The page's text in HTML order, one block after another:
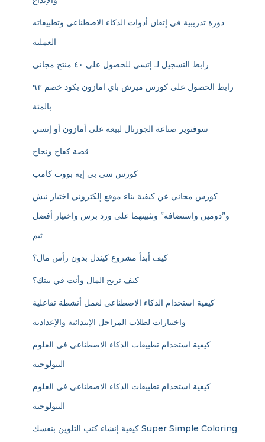
دورة تدريبية في إتقان أدوات الذكاء الاصطناعي وتطبيقاته
العملية
رابط التسجيل لـ إتسي للحصول على ٤٠ منتج مجاني
رابط الحصول على كورس ميرش باي امازون بكود خصم ٩٣
بالمئة
سوفتوير صناعة الجورنال لبيعه على أمازون أو إتسي
قصة كفاح ونجاح
كورس سي بي إيه بووت كامب
كورس مجاني عن كيفية بناء موقع إلكتروني اختيار نيش
و”دومين واستضافة” وتثبيتهما على ورد برس واختيار أفضل
ثيم
كيف أبدأ مشروع كيندل بدون رأس مال؟
كيف تربح المال وأنت في بيتك؟
كيفية استخدام الذكاء الاصطناعي لعمل أنشطة تفاعلية
واختبارات لطلاب المراحل الإبتدائية والإعدادية
كيفية استخدام تطبيقات الذكاء الاصطناعي في العلوم
كيفية استخدام تطبيقات الذكاء الاصطناعي في العلوم
كيفية إنشاء كتب التلوين بنفسك Super Simple Coloring